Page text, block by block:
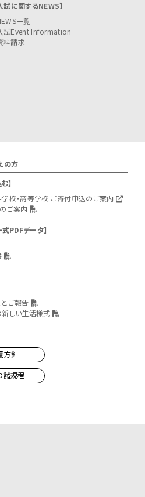
試に関するNEWS
一覧
試Event Information
料請求
の方
校・高等学校 ご寄付申込のご案内
ご案内
PDFデータ
ご報告
しい生活様式
方針
諸規程